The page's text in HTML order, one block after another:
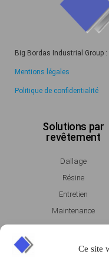
Ce site
Big Bordas Industrial Group
Mentions légales
Politique de confidentialité
Solutions par
revêtement
Dallage
Résine
Entretien
Maintenance